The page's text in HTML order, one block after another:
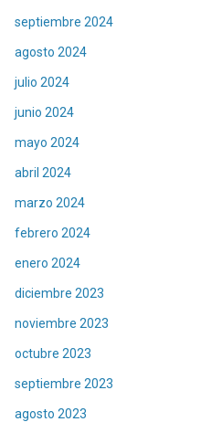
septiembre 2024
agosto 2024
julio 2024
junio 2024
mayo 2024
abril 2024
marzo 2024
febrero 2024
enero 2024
diciembre 2023
noviembre 2023
octubre 2023
septiembre 2023
agosto 2023